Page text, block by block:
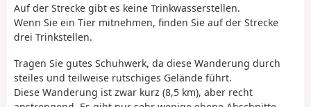
Auf der Strecke gibt es keine Trinkwasserstellen.
Wenn Sie ein Tier mitnehmen, finden Sie auf der Strecke
drei Trinkstellen.
Tragen Sie gutes Schuhwerk, da diese Wanderung durch
steiles und teilweise rutschiges Gelände führt.
Diese Wanderung ist zwar kurz (8,5 km), aber recht